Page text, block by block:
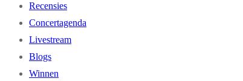
Recensies
Concertagenda
Livestream
Blogs
Winnen